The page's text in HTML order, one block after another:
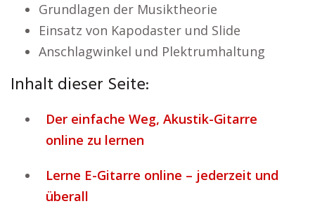
Grundlagen der Musiktheorie
Einsatz von Kapodaster und Slide
Anschlagwinkel und Plektrumhaltung
Inhalt dieser Seite:
Der einfache Weg, Akustik-Gitarre
online zu lernen
Lerne E-Gitarre online – jederzeit und
überall